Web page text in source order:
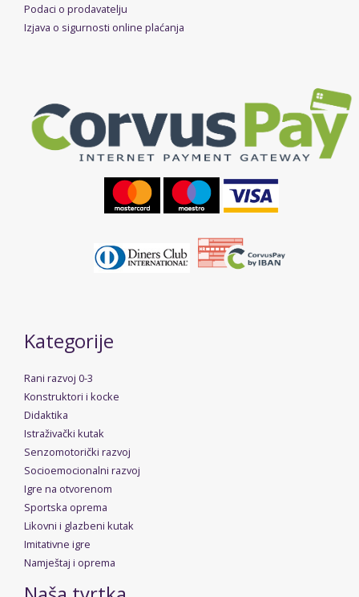
Podaci o prodavatelju
Izjava o sigurnosti online plaćanja
Kategorije
Rani razvoj 0-3
Konstruktori i kocke
Didaktika
Istraživački kutak
Senzomotorički razvoj
Socioemocionalni razvoj
Igre na otvorenom
Sportska oprema
Likovni i glazbeni kutak
Imitativne igre
Namještaj i oprema